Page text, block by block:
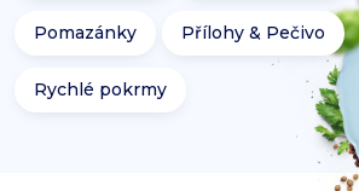
Pomazánky Přílohy & Pečivo
Rychlé pokrmy